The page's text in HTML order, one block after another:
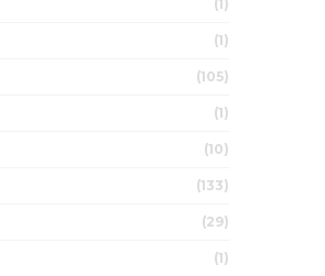
(1)
(1)
(105)
(1)
(10)
(133)
(29)
(1)